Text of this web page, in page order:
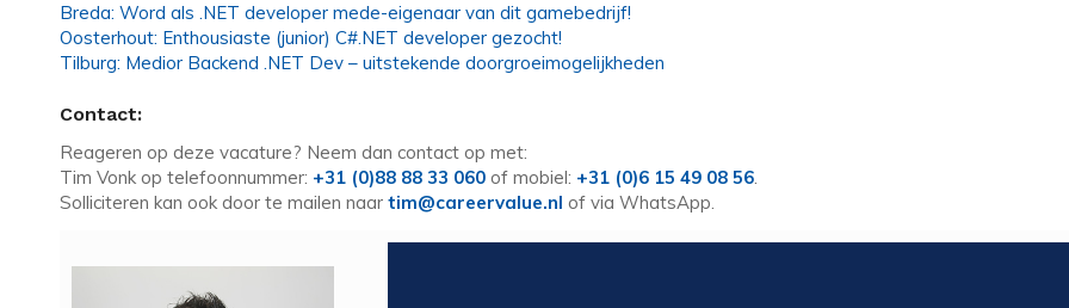
Breda: Word als .NET developer mede-eigenaar van dit gamebedrijf!
Oosterhout: Enthousiaste (junior) C#.NET developer gezocht!
Tilburg: Medior Backend .NET Dev – uitstekende doorgroeimogelijkheden
Contact:
Reageren op deze vacature? Neem dan contact op met:
Tim Vonk op telefoonnummer: +31 (0)88 88 33 060 of mobiel: +31 (0)6 15 49 08 56.
Solliciteren kan ook door te mailen naar tim@careervalue.nl of via WhatsApp.